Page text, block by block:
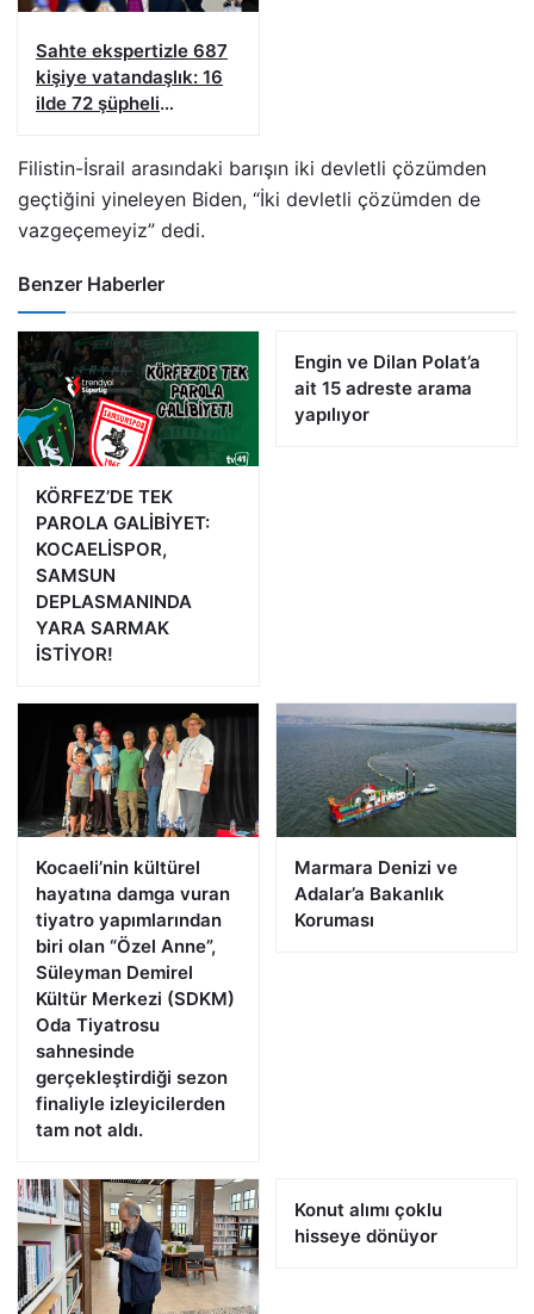
Sahte ekspertizle 687
kişiye vatandaşlık: 16
ilde 72 şüpheli
Filistin-İsrail arasındaki barışın iki devletli çözümden
geçtiğini yineleyen Biden, “İki devletli çözümden de
vazgeçemeyiz” dedi.
Benzer Haberler
KÖRFEZ’DE TEK
PAROLA GALİBİYET:
KOCAELİSPOR,
SAMSUN
DEPLASMANINDA
YARA SARMAK
İSTİYOR!
Engin ve Dilan Polat’a
ait 15 adreste arama
yapılıyor
Kocaeli’nin kültürel
hayatına damga vuran
tiyatro yapımlarından
biri olan “Özel Anne”,
Süleyman Demirel
Kültür Merkezi (SDKM)
Oda Tiyatrosu
sahnesinde
gerçekleştirdiği sezon
finaliyle izleyicilerden
tam not aldı.
Marmara Denizi ve
Adalar’a Bakanlık
Koruması
Konut alımı çoklu
hisseye dönüyor